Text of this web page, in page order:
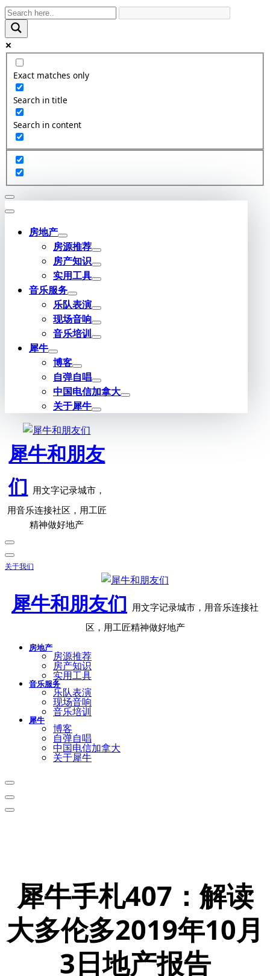
Skip
to
content
Exact matches only
Search in title
Search in content
房地产
房源推荐
房产知识
实用工具
音乐服务
乐队表演
现场音响
音乐培训
犀牛
博客
自弹自唱
中国电信加拿大
关于犀牛
犀牛和朋友
们 用文字记录城市，
用音乐连接社区，用工匠
精神做好地产
关于我们
犀牛和朋友们 用文字记录城市，用音乐连接社
区，用工匠精神做好地产
房地产
房源推荐
房产知识
实用工具
音乐服务
乐队表演
现场音响
音乐培训
犀牛
博客
自弹自唱
中国电信加拿大
关于犀牛
犀牛手札407：解读
大多伦多2019年10月
3日地产报告